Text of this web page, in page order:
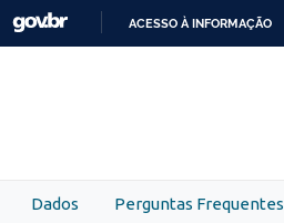
Skip to main content
ACESSO À INFORMAÇÃO
Dados Perguntas Frequentes